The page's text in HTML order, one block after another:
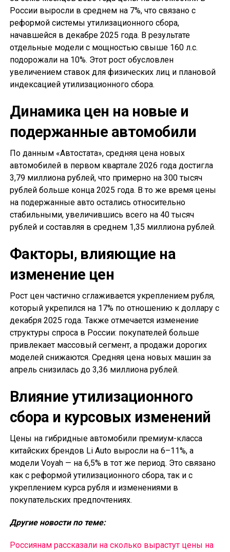
России выросли в среднем на 7%, что связано с
реформой системы утилизационного сбора,
начавшейся в декабре 2025 года. В результате
отдельные модели с мощностью свыше 160 л.с.
подорожали на 10%. Этот рост обусловлен
увеличением ставок для физических лиц и плановой
индексацией утилизационного сбора.
Динамика цен на новые и
подержанные автомобили
По данным «Автостата», средняя цена новых
автомобилей в первом квартале 2026 года достигла
3,79 миллиона рублей, что примерно на 300 тысяч
рублей больше конца 2025 года. В то же время цены
на подержанные авто остались относительно
стабильными, увеличившись всего на 40 тысяч
рублей и составляя в среднем 1,35 миллиона рублей.
Факторы, влияющие на
изменение цен
Рост цен частично сглаживается укреплением рубля,
который укрепился на 17% по отношению к доллару с
декабря 2025 года. Также отмечается изменение
структуры спроса в России: покупателей больше
привлекает массовый сегмент, а продажи дорогих
моделей снижаются. Средняя цена новых машин за
апрель снизилась до 3,36 миллиона рублей.
Влияние утилизационного
сбора и курсовых изменений
Цены на гибридные автомобили премиум-класса
китайских брендов Li Auto выросли на 6–11%, а
модели Voyah — на 6,5% в тот же период. Это связано
как с реформой утилизационного сбора, так и с
укреплением курса рубля и изменениями в
покупательских предпочтениях.
Другие новости по теме:
Россиянам рассказали на сколько вырастут цены на